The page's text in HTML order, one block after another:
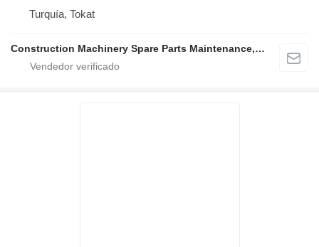
Turquía, Tokat
Construction Machinery Spare Parts Maintenance, Repair and Sales Company